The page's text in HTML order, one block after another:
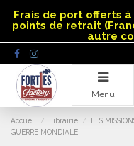
Frais de port offerts
points de retrait
autre
Menu
Accueil Librairie
LES
GUERRE MONDIALE